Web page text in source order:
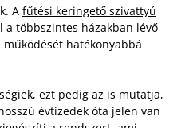
A fűtési keringető szivattyú
a többszintes házakban lévő
hatékonyabbá
ezt pedig az is mutatja,
évtizedek óta jelen van